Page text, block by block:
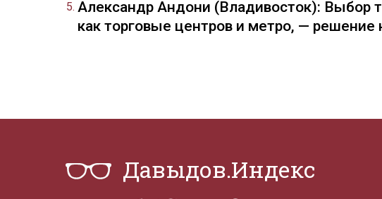
Александр Андони (Владивосток): Выбор
как торговые центров и метро, — решение
Давыдов.Индекс